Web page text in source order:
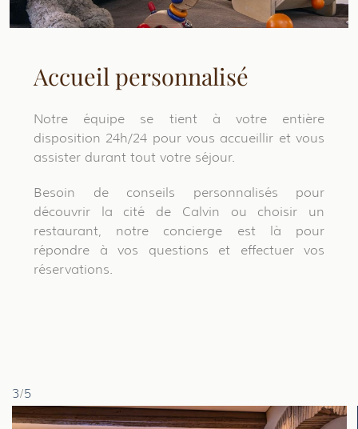
Accueil personnalisé
Notre équipe se tient à votre entière
disposition 24h/24 pour vous accueillir et vous
assister durant tout votre séjour.
Besoin de conseils personnalisés pour
découvrir la cité de Calvin ou choisir un
restaurant, notre concierge est là pour
répondre à vos questions et effectuer vos
réservations.
3/5